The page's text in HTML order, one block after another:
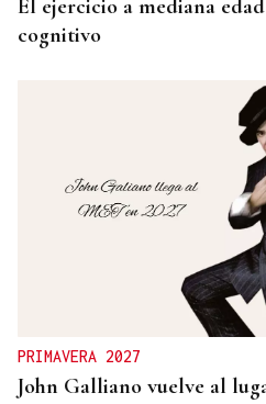
El ejercicio a mediana
cognitivo
PRIMAVERA 2027
John Galliano vuelve al